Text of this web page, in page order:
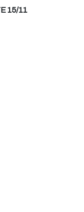
15/11